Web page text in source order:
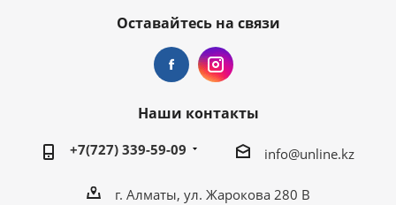
Оставайтесь на связи
Наши контакты
+7(727) 339-59-09 info@unline.kz
г. Алматы, ул. Жарокова 280 В